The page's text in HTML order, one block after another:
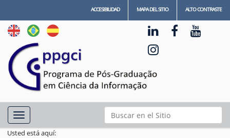
ACCESIBILIDAD MAPA DEL SITIO ALTO CONTRASTE
Buscar
Búsqueda Avanzada…
Toggle navigation
Usted está aquí: